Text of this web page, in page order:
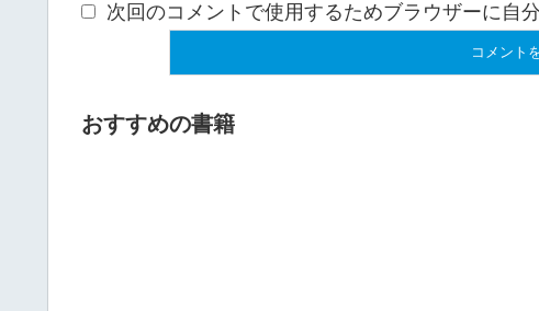
次回のコメントで使用するためブラウザーに自
おすすめの書籍